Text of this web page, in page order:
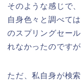
そのような感じで
自身色々と調べて
のスプリングセー
れなかったのですが
ただ、私自身が検